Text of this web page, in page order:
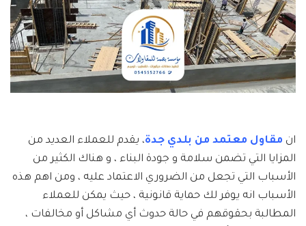
ان مقاول معتمد من بلدي جدة، يقدم للعملاء العديد من
المزايا التي تضمن سلامة و جودة البناء ، و هناك الكثير من
الأسباب التي تجعل من الضروري الاعتماد عليه ، ومن اهم هذه
الأسباب انه يوفر لك حماية قانونية ، حيث يمكن للعملاء
المطالبة بحقوقهم في حالة حدوث أي مشاكل أو مخالفات ،